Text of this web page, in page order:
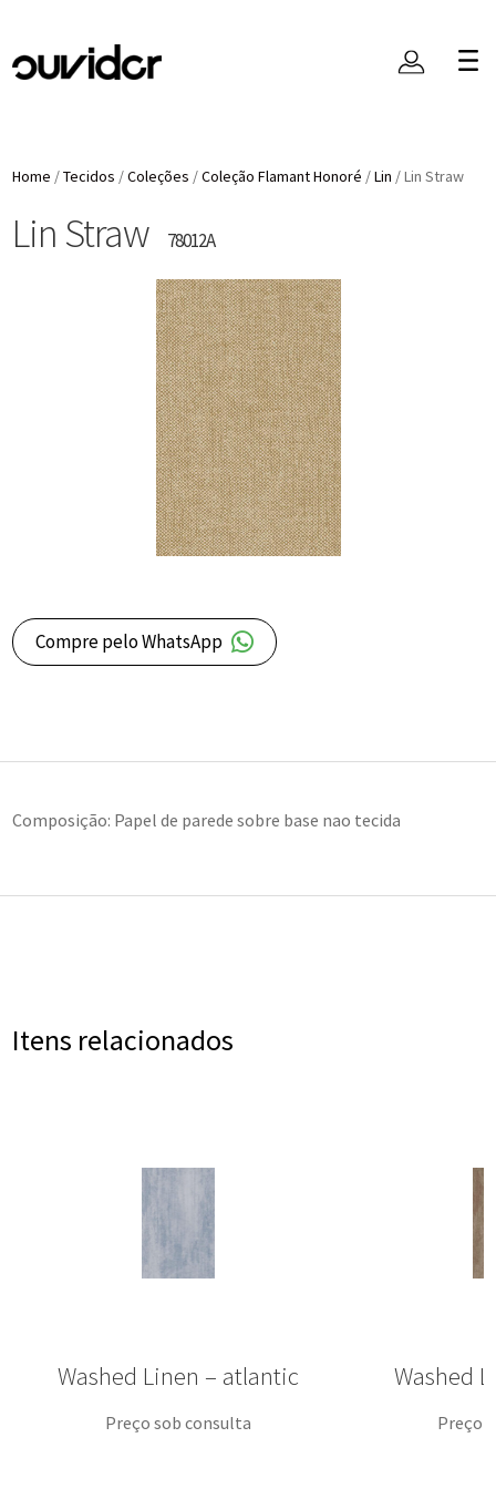
Home /Tecidos /Coleções /Coleção Flamant Honoré /Lin /Lin Straw
Lin Straw 78012A
Compre pelo WhatsApp
Composição: Papel de parede sobre base nao tecida
Itens relacionados
Washed Linen – atlantic
Preço sob consulta
Washed
Preço